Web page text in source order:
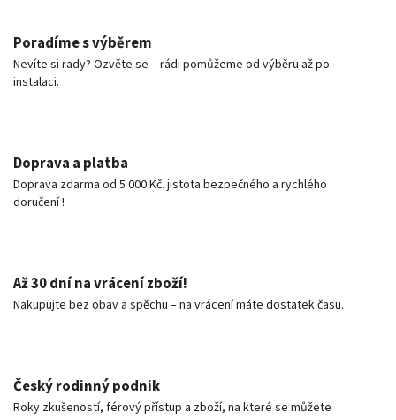
Poradíme s výběrem
Nevíte si rady? Ozvěte se – rádi pomůžeme od výběru až po
instalaci.
Doprava a platba
Doprava zdarma od 5 000 Kč. jistota bezpečného a rychlého
doručení !
Až 30 dní na vrácení zboží!
Nakupujte bez obav a spěchu – na vrácení máte dostatek času.
Český rodinný podnik
Roky zkušeností, férový přístup a zboží, na které se můžete